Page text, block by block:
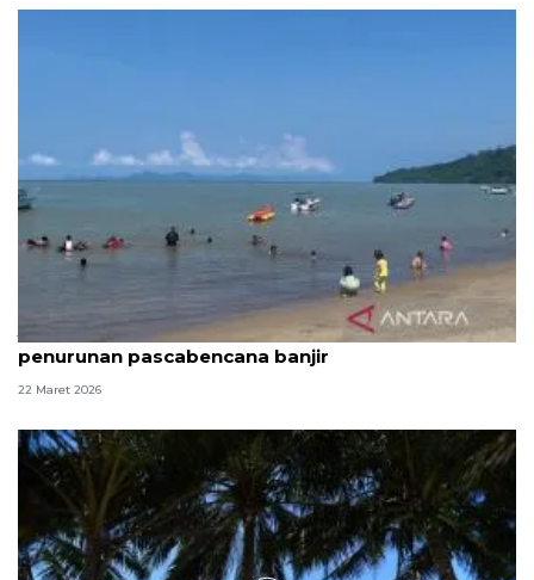
Jumlah pengunjung Pantai Pandan alami
penurunan pascabencana banjir
22 Maret 2026